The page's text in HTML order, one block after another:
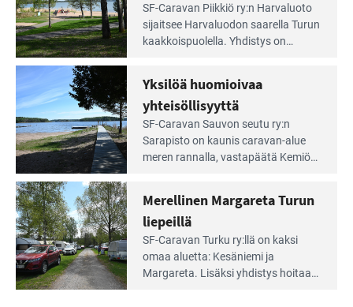
Lue
Leirintäoppaan
artikkeli:
Meren
äärellä
ja
vehreän
virkistysalueen
laidalla
SF-Caravan Piikkiö ry:n Harvaluoto
sijait­see Harvaluodon saarella Turun
kaakkois­puolella. Yhdistys on
virkistysalueesta.
Lue
Leirintäoppaan
artikkeli:
Yksilöä
huomioivaa
yhteisöllisyyttä
Yksilöä huomioivaa
yhteisöllisyyttä
SF-Caravan Sauvon seutu ry:n
Sarapisto on kaunis caravan-alue
meren rannalla, vasta­päätä Kemiön
kymmenen paikkaa ilman sähköä.
Lue
Leirintäoppaan
artikkeli:
Merellinen
Merellinen Margareta Turun
liepeillä
SF-Caravan Turku ry:llä on kaksi
omaa aluet­ta: Kesäniemi ja
Margareta. Lisäksi yhdis­tys hoitaa